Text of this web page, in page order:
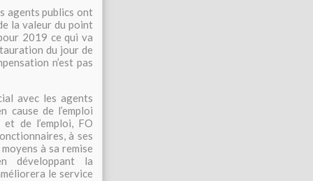
agents publics ont
la valeur du point
2019 ce qui va
du jour de
n’est pas
avec les agents
cause de l’emploi
de l’emploi, FO
à ses
à sa remise
développant la
le service